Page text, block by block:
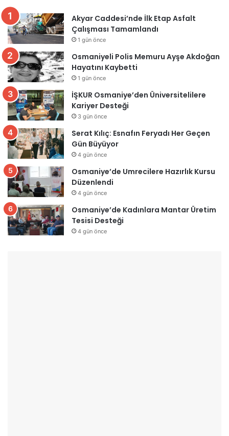
Akyar Caddesi’nde İlk Etap Asfalt
Çalışması Tamamlandı
1 gün önce
Osmaniyeli Polis Memuru Ayşe Akdoğan
Hayatını Kaybetti
1 gün önce
İŞKUR Osmaniye’den Üniversitelilere
Kariyer Desteği
3 gün önce
Serat Kılıç: Esnafın Feryadı Her Geçen
Gün Büyüyor
4 gün önce
Osmaniye’de Umrecilere Hazırlık Kursu
Düzenlendi
4 gün önce
Osmaniye’de Kadınlara Mantar Üretim
Tesisi Desteği
4 gün önce